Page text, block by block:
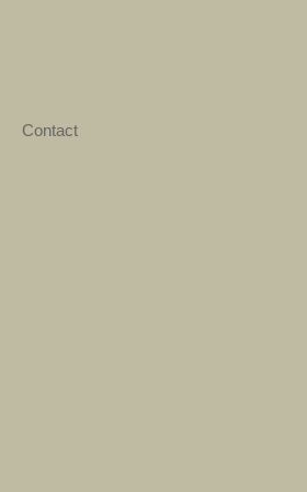
Contact